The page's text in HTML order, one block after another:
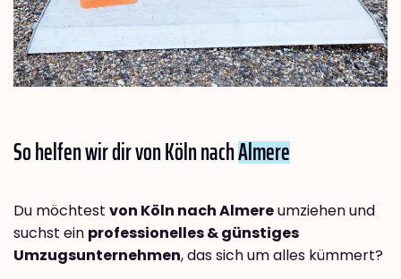
So helfen wir dir von Köln nachAlmere
Du möchtest von Köln nach Almereumziehen und
suchst ein professionelles & günstiges
Umzugsunternehmen, das sich um alles kümmert?